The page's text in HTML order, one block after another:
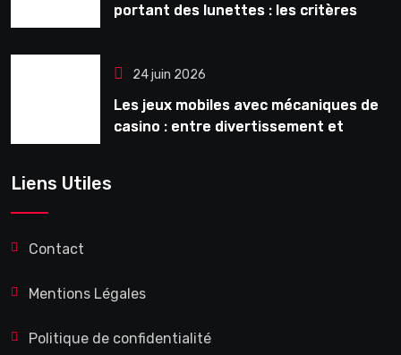
portant des lunettes : les critères
24 juin 2026
Les jeux mobiles avec mécaniques de
casino : entre divertissement et
Liens Utiles
Contact
Mentions Légales
Politique de confidentialité